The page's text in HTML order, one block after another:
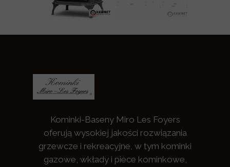
Kominki-Baseny Miro Les Foyers
oferują wysokiej jakości rozwiązania
grzewcze i rekreacyjne, w tym kominki
gazowe, wkłady i piece kominkowe,